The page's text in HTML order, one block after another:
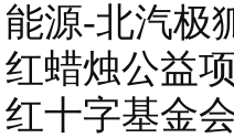
能源-北汽极
红蜡烛公益
红十字基金